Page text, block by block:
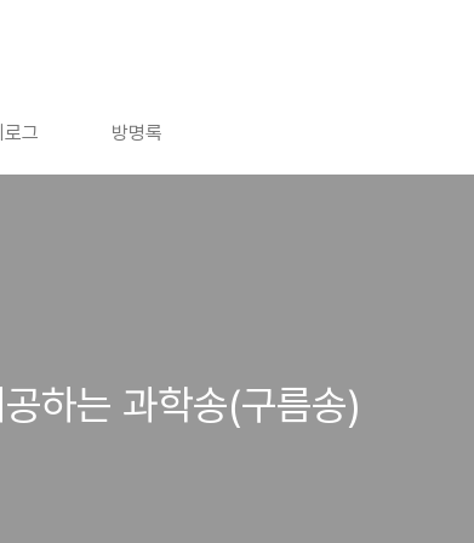
로그 방명록
하는 과학송(구름송)